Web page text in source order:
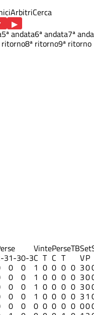
ArbitriCerca
▶
5ª andata6ª andata7ª
ritorno8ª ritorno9ª ritorno
VintePerseTBSet
31-30-3C T C T VP
0 0 1 0 0 0 0 30
0 0 1 0 0 0 0 30
0 0 1 0 0 0 0 30
0 0 1 0 0 0 0 3 1
0 0 0 0 0 0 0 00